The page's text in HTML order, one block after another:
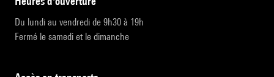
Du lundi au vendredi de 9h30 à 19h
Fermé le samedi et le dimanche